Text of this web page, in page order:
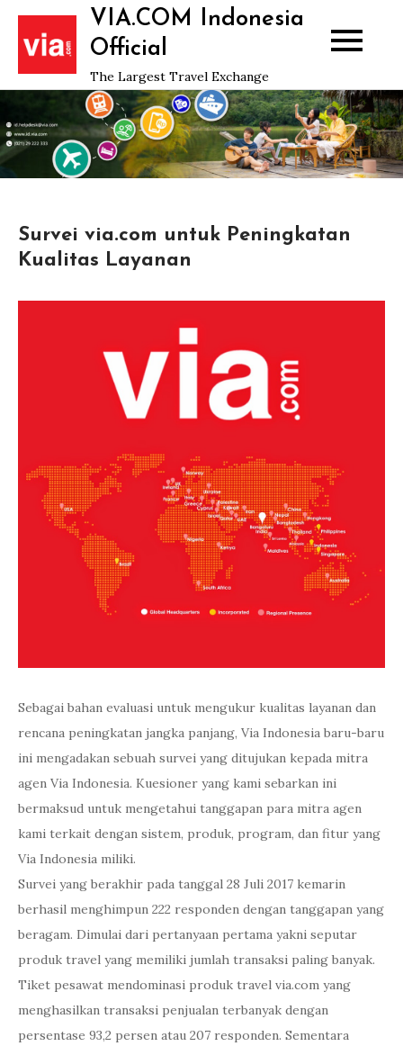
Skip
content
VIA.COM Indonesia
Official
The Largest Travel Exchange
Survei via.com untuk Peningkatan
Kualitas Layanan
Sebagai bahan evaluasi untuk mengukur kualitas layanan dan
rencana peningkatan jangka panjang, Via Indonesia baru-baru
ini mengadakan sebuah survei yang ditujukan kepada mitra
agen Via Indonesia. Kuesioner yang kami sebarkan ini
bermaksud untuk mengetahui tanggapan para mitra agen
kami terkait dengan sistem, produk, program, dan fitur yang
Via Indonesia miliki.
Survei yang berakhir pada tanggal 28 Juli 2017 kemarin
berhasil menghimpun 222 responden dengan tanggapan yang
beragam. Dimulai dari pertanyaan pertama yakni seputar
produk travel yang memiliki jumlah transaksi paling banyak.
Tiket pesawat mendominasi produk travel via.com yang
menghasilkan transaksi penjualan terbanyak dengan
persentase 93,2 persen atau 207 responden. Sementara